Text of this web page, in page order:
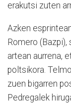
erakutsi zuten
Azken
Romero
artean aurrena,
poltsikora.
zuen bigarren
Pedregalek